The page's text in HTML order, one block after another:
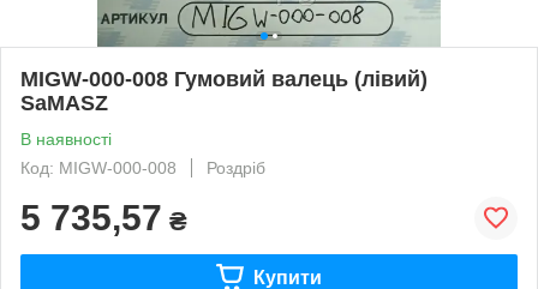
MIGW-000-008 Гумовий валець (лівий)
SaMASZ
В наявності
Код: MIGW-000-008
Роздріб
5 735,57 ₴
Купити